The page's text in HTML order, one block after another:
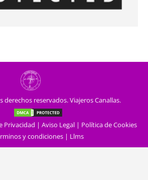
derechos reservados. Viajeros Canallas.
Privacidad | Aviso Legal | Política de Cookies
y condiciones| Llms